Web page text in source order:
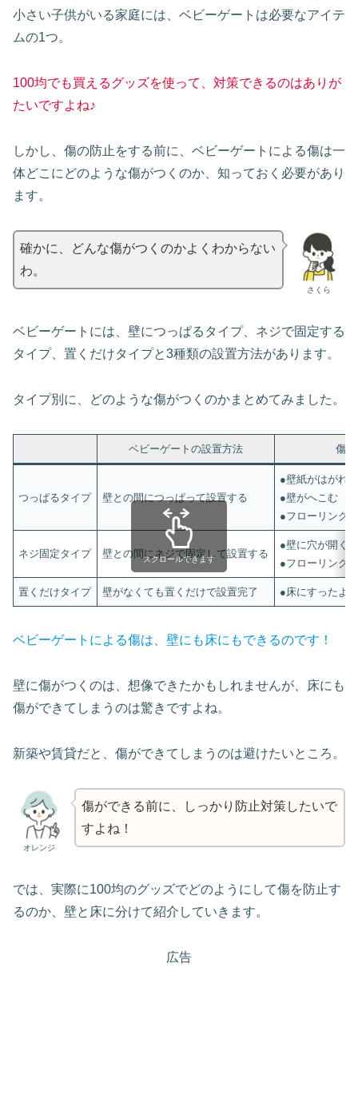
小さい子供がいる家庭には、ベビーゲートは必要なアイテ
ムの1つ。
100均でも買えるグッズを使って、対策できるのはありが
たいですよね♪
しかし、傷の防止をする前に、ベビーゲートによる傷は一
体どこにどのような傷がつくのか、知っておく必要があり
ます。
さくら
確かに、どんな傷がつくのかよくわからない
わ。
ベビーゲートには、壁につっぱるタイプ、ネジで固定する
タイプ、置くだけタイプと3種類の設置方法があります。
タイプ別に、どのような傷がつくのかまとめてみました。
ベビーゲートの設置方法 傷
つっぱるタイプ 壁との間につっぱって設置する
●壁紙がはがれ
●壁がへこむ
●フローリング
ネジ固定タイプ 壁との間にネジで固定して設置する
●壁に穴が開く
●フローリング
置くだけタイプ 壁がなくても置くだけで設置完了 ●床にすったよ
スクロールできます
ベビーゲートによる傷は、壁にも床にもできるのです！
壁に傷がつくのは、想像できたかもしれませんが、床にも
傷ができてしまうのは驚きですよね。
新築や賃貸だと、傷ができてしまうのは避けたいところ。
オレンジ
傷ができる前に、しっかり防止対策したいで
すよね！
では、実際に100均のグッズでどのようにして傷を防止す
るのか、壁と床に分けて紹介していきます。
広告